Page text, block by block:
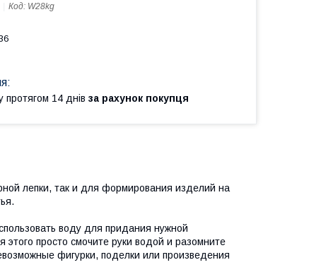
Код: W28kg
протягом 14 днів за рахунок покупця
лепки, так и для формирования изделий на
воду для придания нужной
просто смочите руки водой и разомните
фигурки, поделки или произведения